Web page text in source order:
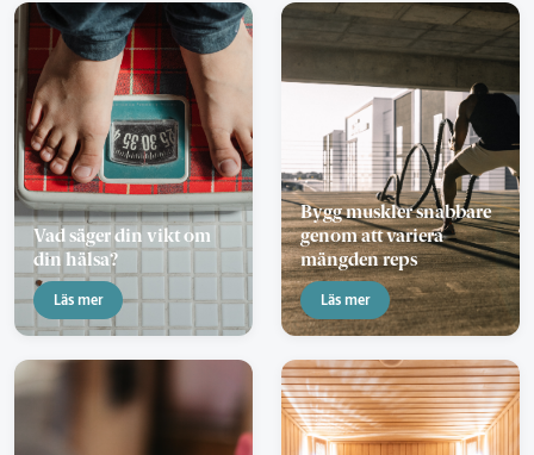
Vad säger din vikt om
din hälsa?
Läs mer
Bygg muskler snabbare
genom att variera
mängden reps
Läs mer